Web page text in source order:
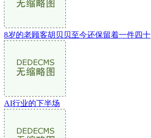
8岁的老顾客胡贝贝至今还保留着一件四十
AI行业的下半场